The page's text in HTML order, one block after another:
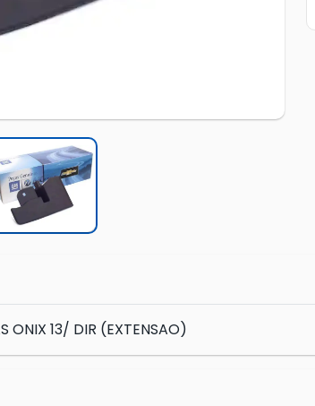
ONIX 13/ DIR (EXTENSAO)